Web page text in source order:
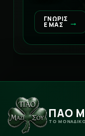
ΓΝΩΡΙΣ
Ε ΜΑΣ →
ΠΑΟ
ΤΟ